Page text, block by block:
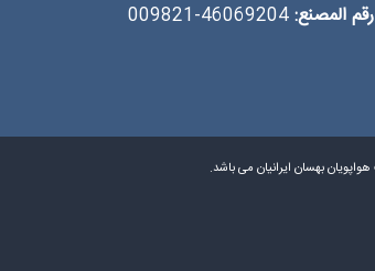
رقم المصنع:46069204-009821